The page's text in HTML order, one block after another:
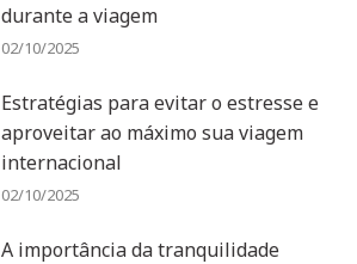
durante a viagem
02/10/2025
Estratégias para evitar o estresse e
aproveitar ao máximo sua viagem
internacional
02/10/2025
A importância da tranquilidade